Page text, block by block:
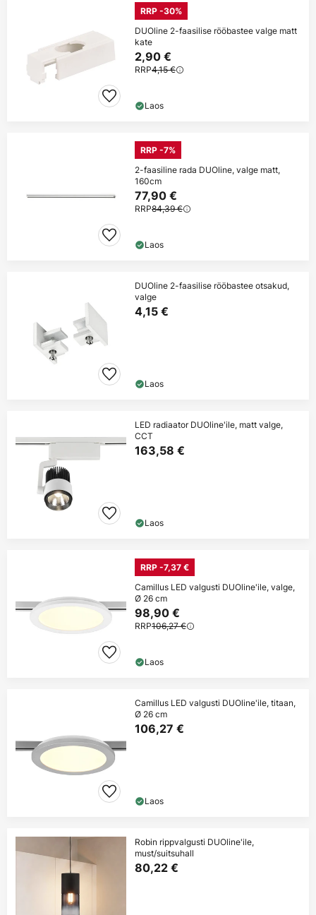
RRP -30%
DUOline 2-faasilise rööbastee valge matt
kate
2,90 €
RRP4,15 €
Laos
RRP -7%
2-faasiline rada DUOline, valge matt,
160cm
77,90 €
RRP84,39 €
Laos
DUOline 2-faasilise rööbastee otsakud,
valge
4,15 €
Laos
LED radiaator DUOline'ile, matt valge,
CCT
163,58 €
Laos
RRP -7,37 €
Camillus LED valgusti DUOline'ile, valge,
Ø 26 cm
98,90 €
RRP106,27 €
Laos
Camillus LED valgusti DUOline'ile, titaan,
Ø 26 cm
106,27 €
Laos
Robin rippvalgusti DUOline'ile,
must/suitsuhall
80,22 €